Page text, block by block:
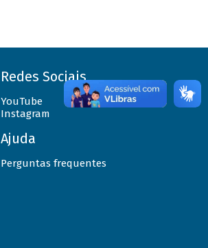
Redes Sociais
YouTube
Instagram
Ajuda
Perguntas frequentes